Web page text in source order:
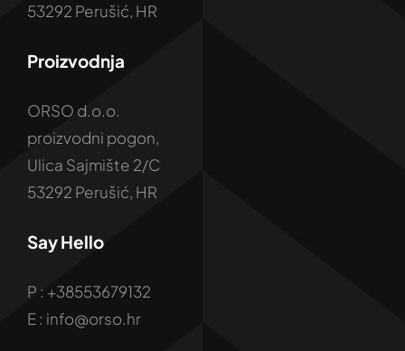
53292 Perušić, HR
Proizvodnja
ORSO d.o.o.
proizvodni pogon,
Ulica Sajmište 2/C
53292 Perušić, HR
Say Hello
P : +38553679132
E : info@orso.hr